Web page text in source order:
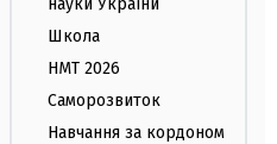
науки України
Школа
НМТ 2026
Саморозвиток
Навчання за кордоном